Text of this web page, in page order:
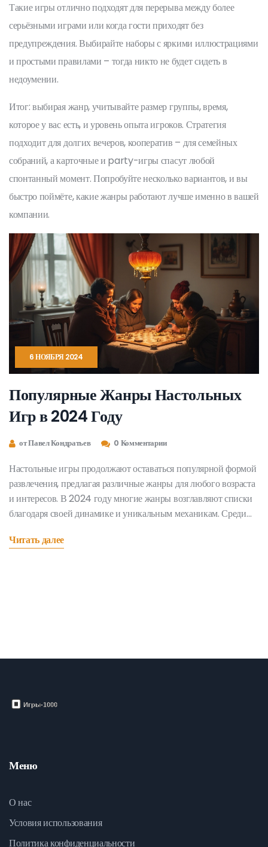
Такие игры отлично подходят для перерыва между более
серьёзными играми или когда гости приходят без
предупреждения. Выбирайте наборы с яркими иллюстрациями
и простыми правилами – тогда никто не будет сидеть в
недоумении.
Итог: выбирая жанр, учитывайте размер группы, время,
которое у вас есть, и уровень опыта игроков. Стратегия
подходит для долгих вечеров, кооператив – для семейных
собраний, а карточные и party-игры спасут любой
спонтанный момент. Попробуйте несколько вариантов, и вы
быстро поймёте, какие жанры работают лучше именно в вашей
компании.
6 НОЯБРЯ 2024
Популярные Жанры Настольных
Игр в 2024 Году
от Павел Кондратьев 0 Комментарии
Настольные игры продолжают оставаться популярной формой
развлечения, предлагая различные жанры для любого возраста
и интересов. В 2024 году многие жанры возглавляют списки
благодаря своей динамике и уникальным механикам. Среди
образовательные игры, каждая из которых привлекает свою
Читать далее
Меню
О нас
Условия использования
Политика конфиденциальности